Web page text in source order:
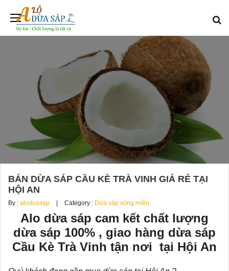
BÁN DỪA SÁP CẦU KÈ TRÀ VINH GIÁ RẺ TẠI
HỘI AN
By : aloduasap Category : Dừa sáp vùng miền
Alo dừa sáp cam kết chất lượng
dừa sáp 100% , giao hàng dừa sáp
Cầu Kè Trà Vinh tận nơi tại Hội An